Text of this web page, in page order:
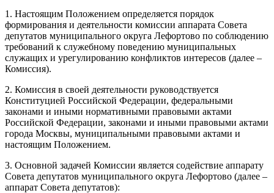
1. Настоящим Положением определяется порядок
формирования и деятельности комиссии аппарата Совета
депутатов муниципального округа Лефортово по соблюдению
требований к служебному поведению муниципальных
служащих и урегулированию конфликтов интересов (далее –
Комиссия).
2. Комиссия в своей деятельности руководствуется
Конституцией Российской Федерации, федеральными
законами и иными нормативными правовыми актами
Российской Федерации, законами и иными правовыми актами
города Москвы, муниципальными правовыми актами и
настоящим Положением.
3. Основной задачей Комиссии является содействие аппарату
Совета депутатов муниципального округа Лефортово (далее –
аппарат Совета депутатов):